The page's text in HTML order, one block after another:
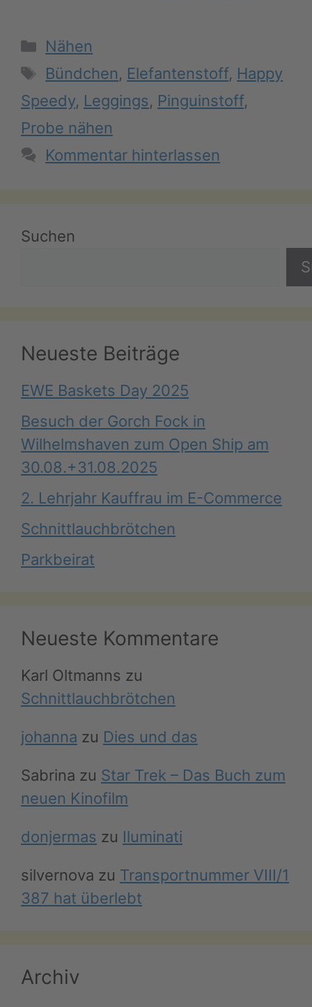
Kategorien
Nähen
Schlagwörter
Bündchen, Elefantenstoff, Happy
Speedy, Leggings, Pinguinstoff,
Probe nähen
Kommentar hinterlassen
Suchen
Neueste Beiträge
EWE Baskets Day 2025
Besuch der Gorch Fock in
Wilhelmshaven zum Open Ship am
30.08.+31.08.2025
2. Lehrjahr Kauffrau im E-Commerce
Schnittlauchbrötchen
Parkbeirat
Neueste Kommentare
Karl Oltmanns zu
Schnittlauchbrötchen
johanna zu Dies und das
Sabrina zu Star Trek – Das Buch zum
neuen Kinofilm
donjermas zu Iluminati
silvernova zu Transportnummer VIII/1
387 hat überlebt
Archiv